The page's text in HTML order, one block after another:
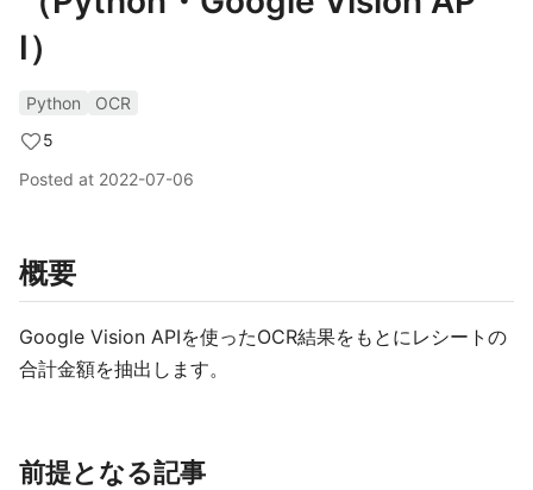
I）
Python
OCR
5
Posted at 2022-07-06
概要
Google Vision APIを使ったOCR結果をもとにレシートの
合計金額を抽出します。
前提となる記事